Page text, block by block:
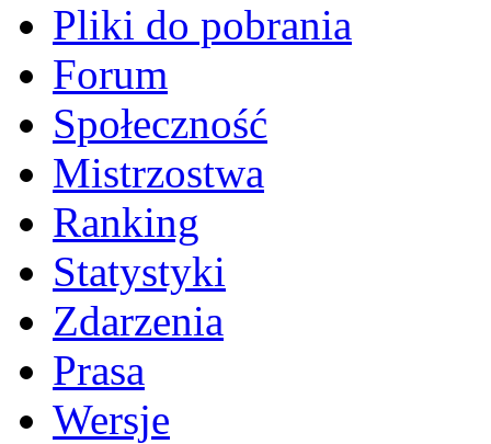
Pliki do pobrania
Forum
Społeczność
Mistrzostwa
Ranking
Statystyki
Zdarzenia
Prasa
Wersje